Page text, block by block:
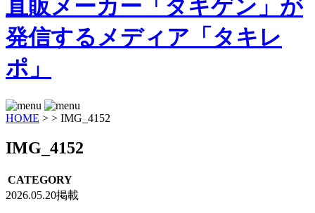
HOME > > IMG_4152
IMG_4152
CATEGORY
2026.05.20掲載